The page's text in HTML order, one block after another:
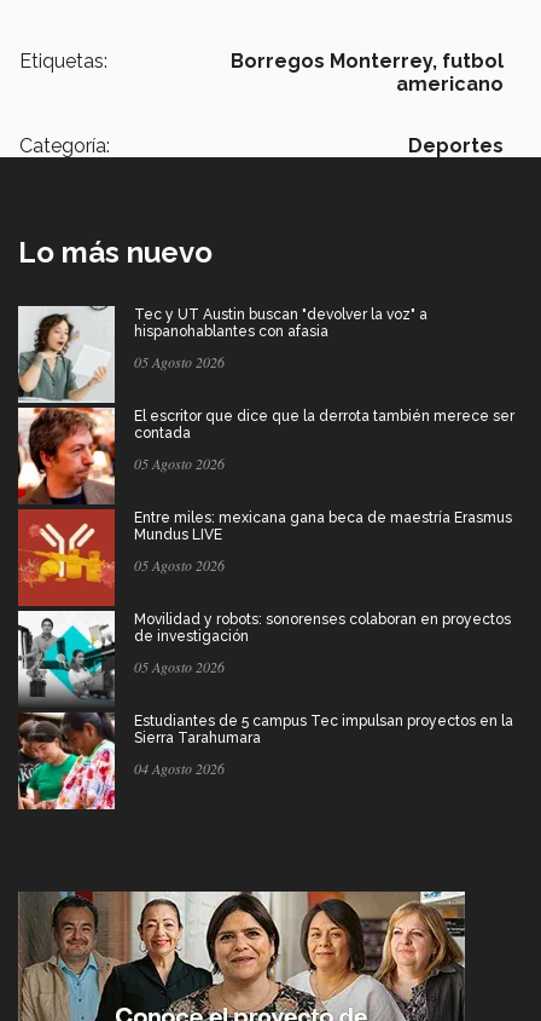
Etiquetas: Borregos Monterrey, futbol
americano
Categoría: Deportes
Lo más nuevo
Tec y UT Austin buscan "devolver la voz" a
hispanohablantes con afasia
05 Agosto 2026
El escritor que dice que la derrota también merece ser
contada
05 Agosto 2026
Entre miles: mexicana gana beca de maestría Erasmus
Mundus LIVE
05 Agosto 2026
Movilidad y robots: sonorenses colaboran en proyectos
de investigación
05 Agosto 2026
Estudiantes de 5 campus Tec impulsan proyectos en la
Sierra Tarahumara
04 Agosto 2026